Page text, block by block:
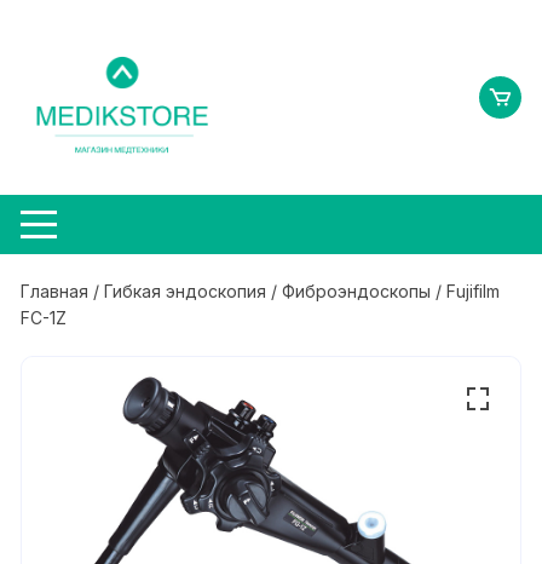
содержимому
Главная /Гибкая эндоскопия /Фиброэндоскопы / Fujifilm
FC-1Z